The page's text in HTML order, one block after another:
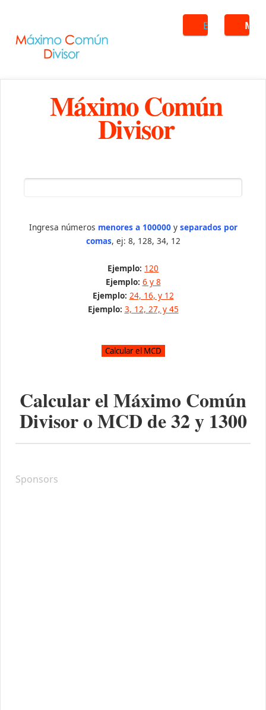
Buscar
Máximo Común
Divisor
Ingresa números menores a 100000y separados por
comas, ej: 8, 128, 34, 12
Ejemplo: 120
Ejemplo: 6 y 8
Ejemplo: 24, 16, y 12
Ejemplo: 3, 12, 27, y 45
Calcular el Máximo Común
Divisor o MCD de32y 1300
Sponsors